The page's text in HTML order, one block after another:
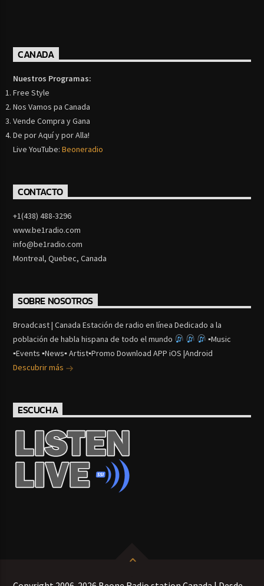
CANADA
Nuestros Programas:
Free Style
Nos Vamos pa Canada
Vende Compra y Gana
De por Aquí y por Alla!
Live YouTube:Beoneradio
CONTACTO
+1(438) 488-3296
www.be1radio.com
info@be1radio.com
Montreal, Quebec, Canada
SOBRE NOSOTROS
Broadcast | Canada Estación de radio en línea Dedicado a la
población de habla hispana de todo el mundo
▪Music
▪Events ▪News▪ Artist▪Promo Download APP iOS |Android
Descubrir más
ESCUCHA